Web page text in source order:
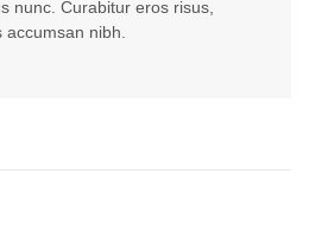
nunc. Curabitur eros risus,
nibh.